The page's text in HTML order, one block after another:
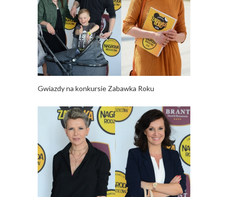
Gwiazdy na konkursie Zabawka Roku